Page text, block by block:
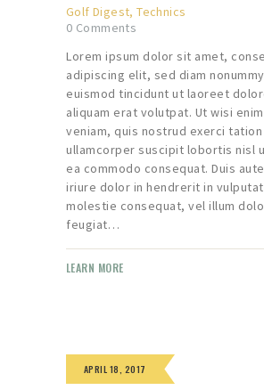
Golf Digest,Technics
0 Comments
Lorem ipsum dolor sit amet,
adipiscing elit, sed diam
euismod tincidunt ut laoreet
aliquam erat volutpat. Ut wisi
veniam, quis nostrud exerci tation
ullamcorper suscipit lobortis nisl
ea commodo consequat. Duis
iriure dolor in hendrerit in
molestie consequat, vel illum
feugiat…
LEARN MORE
APRIL 18, 2017